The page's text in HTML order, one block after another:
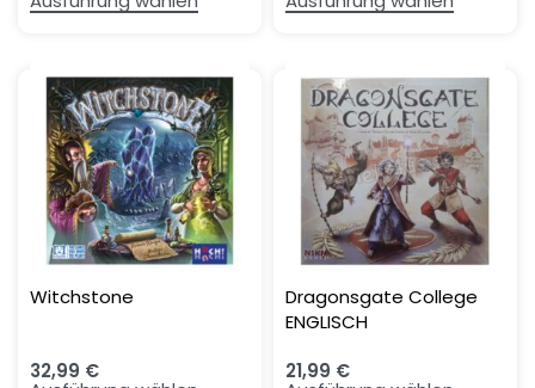
Witchstone
32,99 €
Dragonsgate College
ENGLISCH
21,99 €